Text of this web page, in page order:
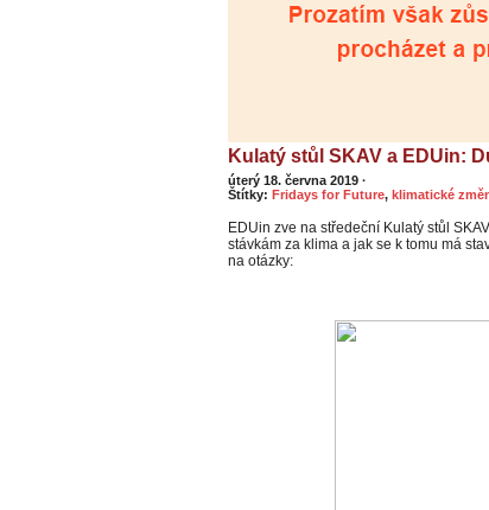
Kulatý stůl SKAV a EDUin:
úterý 18. června 2019 ·
Štítky: Fridays for Future, klimatické
EDUin zve na středeční Kulatý stůl
stávkám za klima a jak se k tomu má
na otázky: